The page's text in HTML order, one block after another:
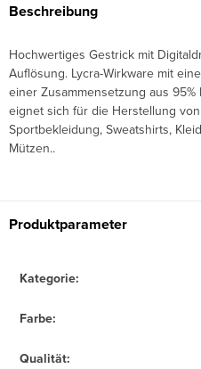
Beschreibung
Hochwertiges Gestrick mit
Auflösung. Lycra-Wirkware mit
einer Zusammensetzung aus 95%
eignet sich für die Herstellung
Sportbekleidung, Sweatshirts,
Mützen..
Produktparameter
Kategorie:
Farbe:
Qualität: